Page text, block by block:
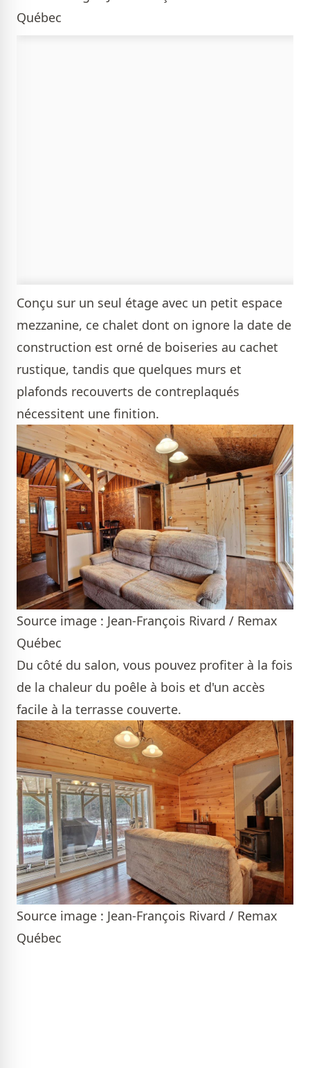
Québec
Conçu sur un seul étage avec un petit espace
mezzanine, ce chalet dont on ignore la date de
construction est orné de boiseries au cachet
rustique, tandis que quelques murs et
plafonds recouverts de contreplaqués
nécessitent une finition.
Source image : Jean-François Rivard / Remax
Québec
Du côté du salon, vous pouvez profiter à la fois
de la chaleur du poêle à bois et d'un accès
facile à la terrasse couverte.
Source image : Jean-François Rivard / Remax
Québec